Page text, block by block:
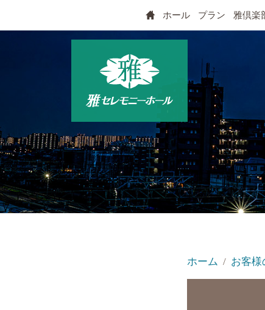
ホール プラン 雅倶楽
ホーム お客様